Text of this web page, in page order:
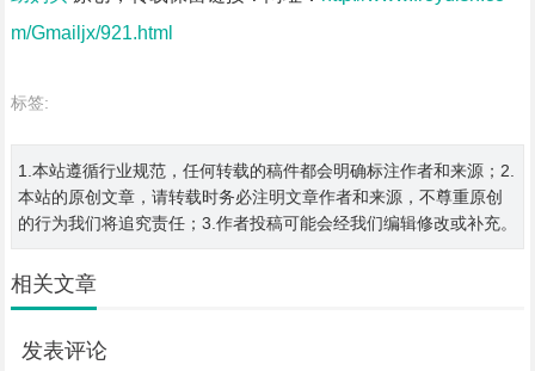
m/Gmailjx/921.html
标签:
1.本站遵循行业规范，任何转载的稿件都会明确标注作者和来源；2.
本站的原创文章，请转载时务必注明文章作者和来源，不尊重原创
的行为我们将追究责任；3.作者投稿可能会经我们编辑修改或补充。
相关文章
发表评论